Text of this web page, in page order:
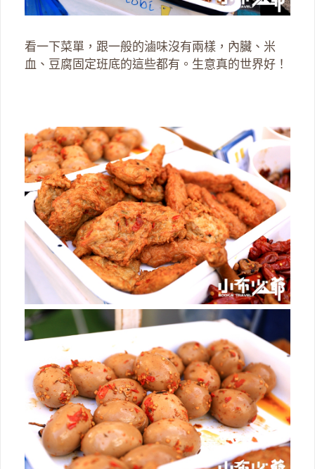
看一下菜單，跟一般的滷味沒有兩樣，內臟、米
血、豆腐固定班底的這些都有。生意真的世界好！